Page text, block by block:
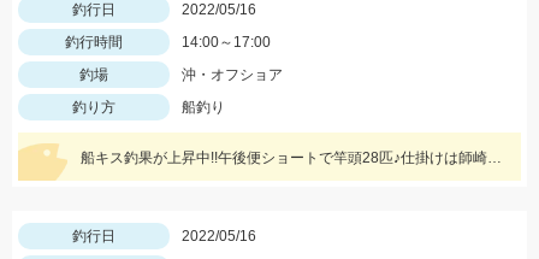
釣行日
2022/05/16
釣行時間
14:00～17:00
釣場
沖・オフショア
釣り方
船釣り
船キス釣果が上昇中!!午後便ショートで竿頭28匹♪仕掛けは師崎沖限定船キス仕掛け7号です♪
釣行日
2022/05/16